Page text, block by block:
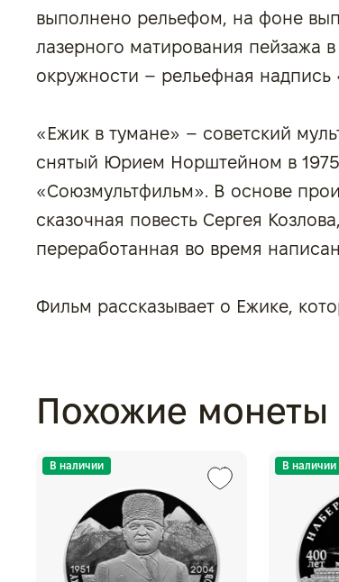
выполнено рельефом, на фоне
лазерного матирования пейзажа
окружности – рельефная
«Ежик в тумане» – советский
снятый Юрием Норштейном в 1975
«Союзмультфильм». В основе
сказочная повесть Сергея
переработанная во время
Фильм рассказывает о Ежике,
Похожие монеты
В наличии В наличии